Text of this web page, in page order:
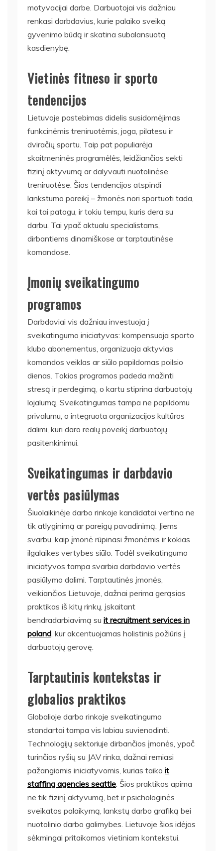
motyvacijai darbe. Darbuotojai vis dažniau
renkasi darbdavius, kurie palaiko sveiką
gyvenimo būdą ir skatina subalansuotą
kasdienybę.
Vietinės fitneso ir sporto
tendencijos
Lietuvoje pastebimas didelis susidomėjimas
funkcinėmis treniruotėmis, joga, pilatesu ir
dviračių sportu. Taip pat populiarėja
skaitmeninės programėlės, leidžiančios sekti
fizinį aktyvumą ar dalyvauti nuotolinėse
treniruotėse. Šios tendencijos atspindi
lankstumo poreikį – žmonės nori sportuoti tada,
kai tai patogu, ir tokiu tempu, kuris dera su
darbu. Tai ypač aktualu specialistams,
dirbantiems dinamiškose ar tarptautinėse
komandose.
Įmonių sveikatingumo
programos
Darbdaviai vis dažniau investuoja į
sveikatingumo iniciatyvas: kompensuoja sporto
klubo abonementus, organizuoja aktyvias
komandos veiklas ar siūlo papildomas poilsio
dienas. Tokios programos padeda mažinti
stresą ir perdegimą, o kartu stiprina darbuotojų
lojalumą. Sveikatingumas tampa ne papildomu
privalumu, o integruota organizacijos kultūros
dalimi, kuri daro realų poveikį darbuotojų
pasitenkinimui.
Sveikatingumas ir darbdavio
vertės pasiūlymas
Šiuolaikinėje darbo rinkoje kandidatai vertina ne
tik atlyginimą ar pareigų pavadinimą. Jiems
svarbu, kaip įmonė rūpinasi žmonėmis ir kokias
ilgalaikes vertybes siūlo. Todėl sveikatingumo
iniciatyvos tampa svarbia darbdavio vertės
pasiūlymo dalimi. Tarptautinės įmonės,
veikiančios Lietuvoje, dažnai perima gerąsias
praktikas iš kitų rinkų, įskaitant
bendradarbiavimą su it recruitment services in
poland, kur akcentuojamas holistinis požiūris į
darbuotojų gerovę.
Tarptautinis kontekstas ir
globalios praktikos
Globalioje darbo rinkoje sveikatingumo
standartai tampa vis labiau suvienodinti.
Technologijų sektoriuje dirbančios įmonės, ypač
turinčios ryšių su JAV rinka, dažnai remiasi
pažangiomis iniciatyvomis, kurias taiko it
staffing agencies seattle. Šios praktikos apima
ne tik fizinį aktyvumą, bet ir psichologinės
sveikatos palaikymą, lankstų darbo grafiką bei
nuotolinio darbo galimybes. Lietuvoje šios idėjos
sėkmingai pritaikomos vietiniam kontekstui.